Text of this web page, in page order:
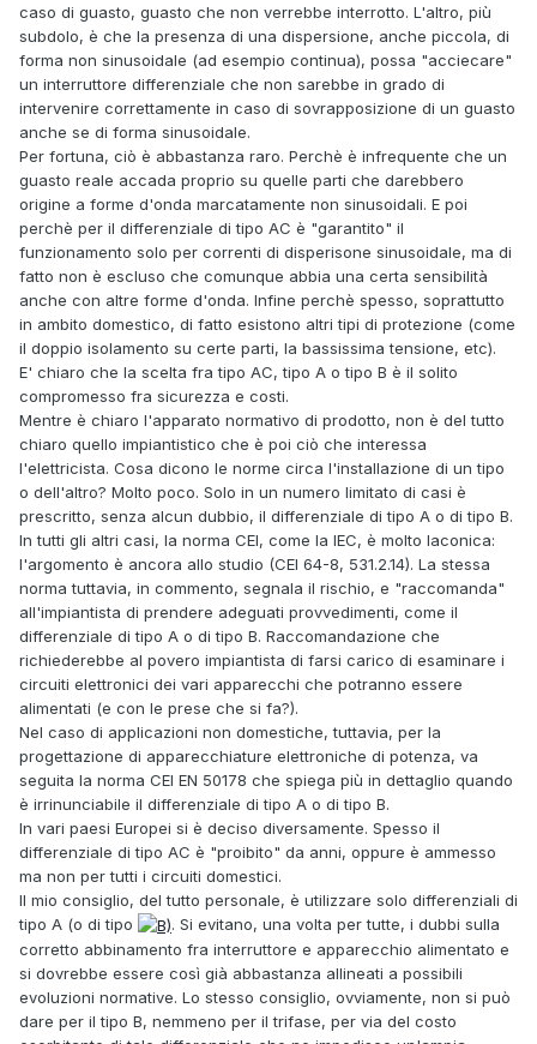
caso di guasto, guasto che non verrebbe interrotto. L'altro, più
subdolo, è che la presenza di una dispersione, anche piccola, di
forma non sinusoidale (ad esempio continua), possa "acciecare"
un interruttore differenziale che non sarebbe in grado di
intervenire correttamente in caso di sovrapposizione di un guasto
anche se di forma sinusoidale.
Per fortuna, ciò è abbastanza raro. Perchè è infrequente che un
guasto reale accada proprio su quelle parti che darebbero
origine a forme d'onda marcatamente non sinusoidali. E poi
perchè per il differenziale di tipo AC è "garantito" il
funzionamento solo per correnti di disperisone sinusoidale, ma di
fatto non è escluso che comunque abbia una certa sensibilità
anche con altre forme d'onda. Infine perchè spesso, soprattutto
in ambito domestico, di fatto esistono altri tipi di protezione (come
il doppio isolamento su certe parti, la bassissima tensione, etc).
E' chiaro che la scelta fra tipo AC, tipo A o tipo B è il solito
compromesso fra sicurezza e costi.
Mentre è chiaro l'apparato normativo di prodotto, non è del tutto
chiaro quello impiantistico che è poi ciò che interessa
l'elettricista. Cosa dicono le norme circa l'installazione di un tipo
o dell'altro? Molto poco. Solo in un numero limitato di casi è
prescritto, senza alcun dubbio, il differenziale di tipo A o di tipo B.
In tutti gli altri casi, la norma CEI, come la IEC, è molto laconica:
l'argomento è ancora allo studio (CEI 64-8, 531.2.14). La stessa
norma tuttavia, in commento, segnala il rischio, e "raccomanda"
all'impiantista di prendere adeguati provvedimenti, come il
differenziale di tipo A o di tipo B. Raccomandazione che
richiederebbe al povero impiantista di farsi carico di esaminare i
circuiti elettronici dei vari apparecchi che potranno essere
alimentati (e con le prese che si fa?).
Nel caso di applicazioni non domestiche, tuttavia, per la
progettazione di apparecchiature elettroniche di potenza, va
seguita la norma CEI EN 50178 che spiega più in dettaglio quando
è irrinunciabile il differenziale di tipo A o di tipo B.
In vari paesi Europei si è deciso diversamente. Spesso il
differenziale di tipo AC è "proibito" da anni, oppure è ammesso
ma non per tutti i circuiti domestici.
Il mio consiglio, del tutto personale, è utilizzare solo differenziali di
tipo A (o di tipo
. Si evitano, una volta per tutte, i dubbi sulla
corretto abbinamento fra interruttore e apparecchio alimentato e
si dovrebbe essere così già abbastanza allineati a possibili
evoluzioni normative. Lo stesso consiglio, ovviamente, non si può
dare per il tipo B, nemmeno per il trifase, per via del costo